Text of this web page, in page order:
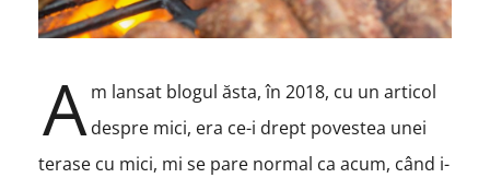
A m lansat blogul ăsta, în 2018, cu un articol
despre mici, era ce-i drept povestea unei
terase cu mici, mi se pare normal ca acum, când i-